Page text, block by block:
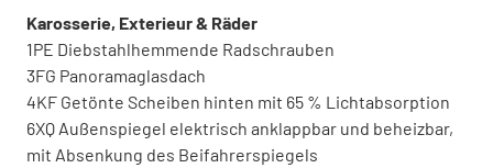
Karosserie, Exterieur & Räder
1PE Diebstahlhemmende Radschrauben
3FG Panoramaglasdach
4KF Getönte Scheiben hinten mit 65 % Lichtabsorption
6XQ Außenspiegel elektrisch anklappbar und beheizbar,
mit Absenkung des Beifahrerspiegels